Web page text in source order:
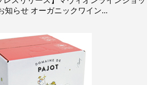
知らせ オーガニックワイン...